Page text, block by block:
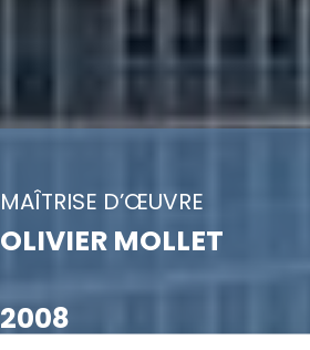
MAÎTRISE D’ŒUVRE
OLIVIER MOLLET
2008